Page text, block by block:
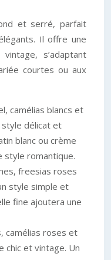
et serré, parfait
Il offre une
s’adaptant
courtes ou aux
camélias blancs et
délicat et
blanc ou crème
style romantique.
freesias roses
style simple et
fine ajoutera une
camélias roses et
chic et vintage. Un